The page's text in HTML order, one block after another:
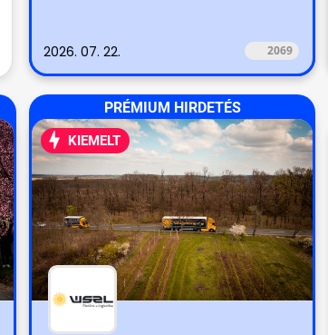
2026. 07. 22. 2069
PRÉMIUM HIRDETÉS
KIEMELT